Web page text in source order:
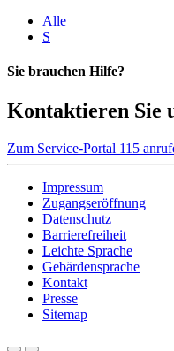
Alle
S
Sie brauchen Hilfe?
Kontaktieren Sie
Zum Service-Portal 115
Impressum
Zugangseröffnung
Datenschutz
Barrierefreiheit
Leichte Sprache
Gebärdensprache
Kontakt
Presse
Sitemap